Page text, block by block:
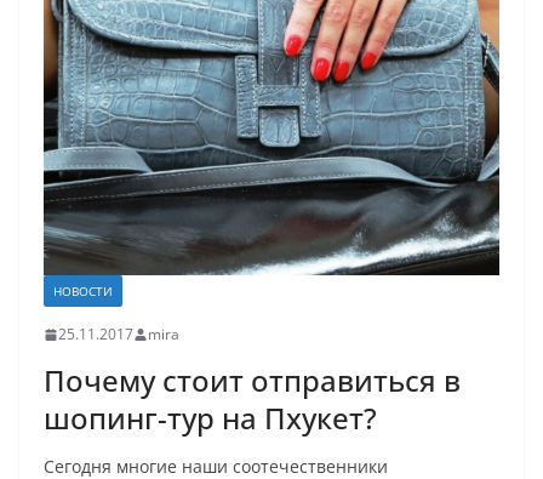
НОВОСТИ
25.11.2017 mira
Почему стоит отправиться в
шопинг-тур на Пхукет?
Сегодня многие наши соотечественники